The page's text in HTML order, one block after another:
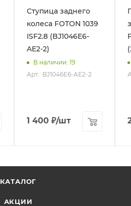
Ступица заднего
колеса FOTON 1039
ISF2.8 (BJ1046E6-
AE2-2)
В наличии: 19
Арт.: BJ1046E6-AE2-2
1 400 ₽/шт
КАТАЛОГ
АКЦИИ